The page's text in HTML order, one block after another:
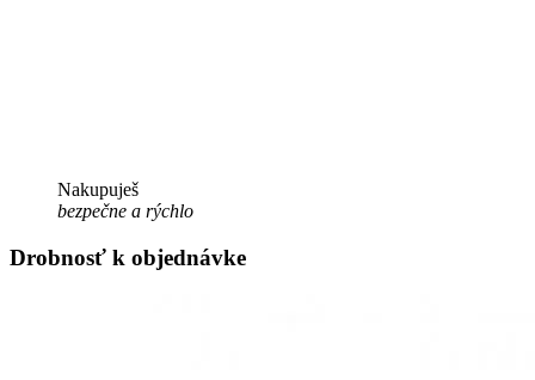
Nakupuješ
bezpečne a rýchlo
Drobnosť k objednávke